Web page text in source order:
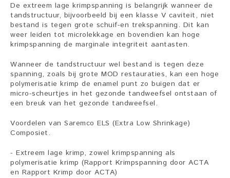
De extreem lage krimpspanning is belangrijk wanneer de
tandstructuur, bijvoorbeeld bij een klasse V caviteit, niet
bestand is tegen grote schuif-en trekspanning. Dit kan
weer leiden tot microlekkage en bovendien kan hoge
krimpspanning de marginale integriteit aantasten.
Wanneer de tandstructuur wel bestand is tegen deze
spanning, zoals bij grote MOD restauraties, kan een hoge
polymerisatie krimp de enamel punt zo buigen dat er
micro-scheurtjes in het gezonde tandweefsel ontstaan of
een breuk van het gezonde tandweefsel.
Voordelen van Saremco ELS (Extra Low Shrinkage)
Composiet.
- Extreem lage krimp, zowel krimpspanning als
polymerisatie krimp (Rapport Krimpspanning door ACTA
en Rapport Krimp door ACTA)